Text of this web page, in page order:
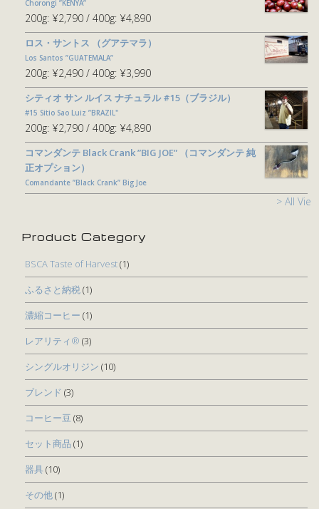
Chorongi ”KENYA”
200g: ¥2,790 400g: ¥4,890
ロス・サントス （グアテマラ）
Los Santos ”GUATEMALA”
200g: ¥2,490 400g: ¥3,990
シティオ サン ルイス ナチュラル #15（ブラジル）
#15 Sitio Sao Luiz ”BRAZIL"
200g: ¥2,790 400g: ¥4,890
コマンダンテ Black Crank ”BIG JOE” （コマンダンテ 純
正オプション）
Comandante ”Black Crank” Big Joe
> All View
Product Category
BSCA Taste of Harvest(1)
ふるさと納税(1)
濃縮コーヒー (1)
レアリティ® (3)
シングルオリジン (10)
ブレンド (3)
コーヒー豆 (8)
セット商品 (1)
器具(10)
その他(1)